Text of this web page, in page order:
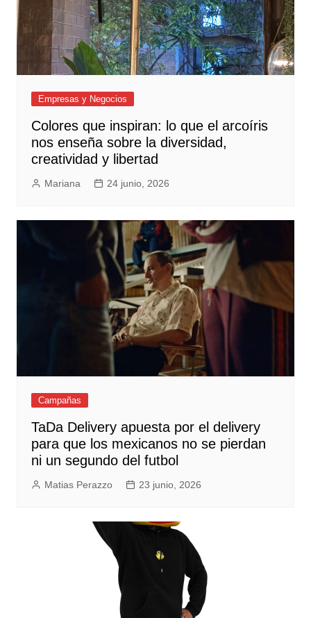
Empresas y Negocios
Colores que inspiran: lo que el arcoíris
nos enseña sobre la diversidad,
creatividad y libertad
Mariana 24 junio, 2026
Campañas
TaDa Delivery apuesta por el delivery
para que los mexicanos no se pierdan
ni un segundo del futbol
Matias Perazzo 23 junio, 2026